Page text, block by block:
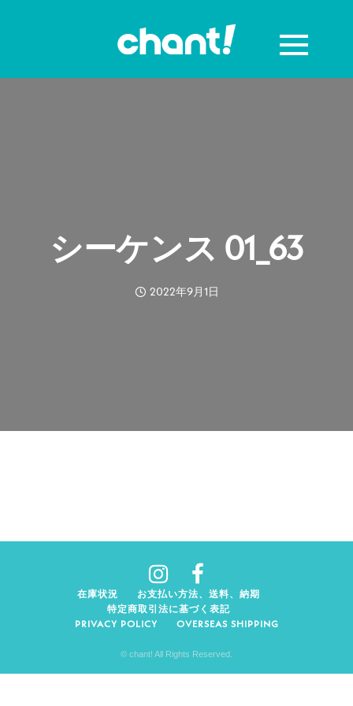
シーケンス 01_63
2022年9月1日
在庫状況
お支払い方法、送料、納期
特定商取引法に基づく表記
PRIVACY POLICY
OVERSEAS SHIPPING
© chant! All Rights Reserved.